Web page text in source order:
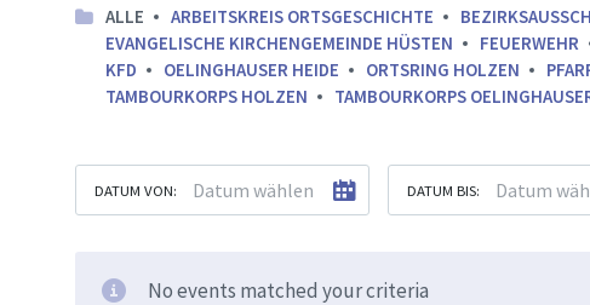
ALLE ARBEITSKREIS ORTSGESCHICHTE
EVANGELISCHE KIRCHENGEMEINDE HÜSTEN
FEUERWEHR
KFD
OELINGHAUSER HEIDE ORTSRING HOLZEN
TAMBOURKORPS HOLZEN
TAMBOURKORPS
DATUM VON: DATUM BIS:
No events matched your criteria